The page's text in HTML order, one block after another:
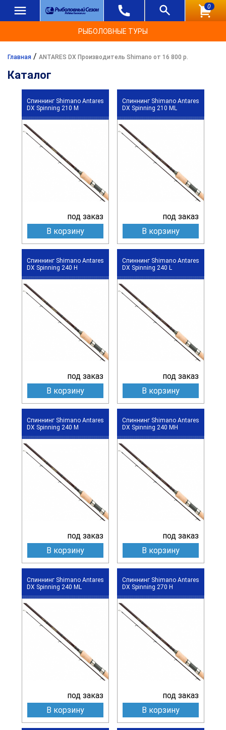
0
РЫБОЛОВНЫЕ ТУРЫ
Главная / ANTARES DX Производитель Shimano от 16 800 р.
Каталог
Спиннинг Shimano Antares
DX Spinning 210 M
под заказ
В корзину
Спиннинг Shimano Antares
DX Spinning 210 ML
под заказ
В корзину
Спиннинг Shimano Antares
DX Spinning 240 H
под заказ
В корзину
Спиннинг Shimano Antares
DX Spinning 240 L
под заказ
В корзину
Спиннинг Shimano Antares
DX Spinning 240 M
под заказ
В корзину
Спиннинг Shimano Antares
DX Spinning 240 MH
под заказ
В корзину
Спиннинг Shimano Antares
DX Spinning 240 ML
под заказ
В корзину
Спиннинг Shimano Antares
DX Spinning 270 H
под заказ
В корзину